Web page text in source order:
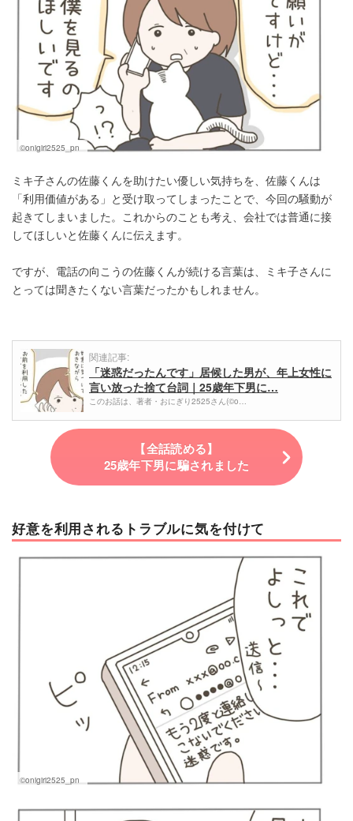
©onigiri2525_pn
ミキ子さんの佐藤くんを助けたい優しい気持ちを、佐藤くんは
「利用価値がある」と受け取ってしまったことで、今回の騒動が
起きてしまいました。これからのことも考え、会社では普通に接
してほしいと佐藤くんに伝えます。
ですが、電話の向こうの佐藤くんが続ける言葉は、ミキ子さんに
とっては聞きたくない言葉だったかもしれません。
関連記事:
「迷惑だったんです」居候した男が、年上女性に
言い放った捨て台詞｜25歳年下男に…
このお話は、著者・おにぎり2525さん(©o…
【全話読める】
25歳年下男に騙されました
好意を利用されるトラブルに気を付けて
©onigiri2525_pn